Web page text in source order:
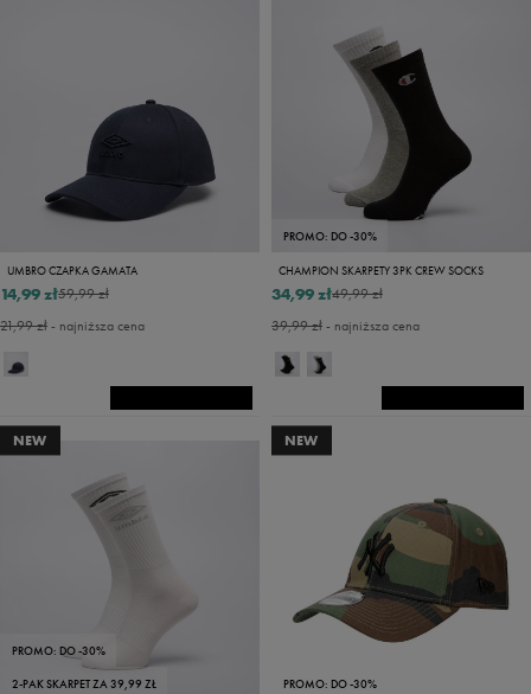
UMBRO CZAPKA GAMATA
59,99 zł
14,99 zł
21,99 zł- najniższa cena
PROMO: DO -30%
CHAMPION SKARPETY 3PK CREW SOCKS
49,99 zł
34,99 zł
39,99 zł- najniższa cena
NEW
PROMO: DO -30%
2-PAK SKARPET ZA 39,99 ZŁ
NEW
PROMO: DO -30%